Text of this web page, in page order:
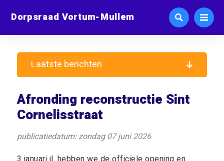
Dorpsraad Vortum-Mullem
Afronding reconstructie Sint
Cornelisstraat
publicatiedatum: zondag 07 juni 2026
Laatste berichten